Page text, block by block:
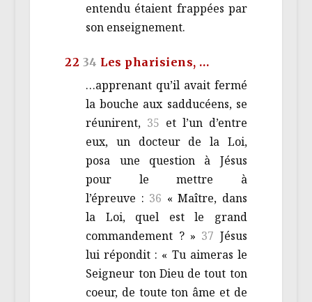
entendu étaient frappées par
son enseignement.
22 34 Les pharisiens, …
…apprenant qu’il avait fermé
la bouche aux sadducéens, se
réunirent, 35 et l’un d’entre
eux, un docteur de la Loi,
posa une question à Jésus
pour le mettre à
l’épreuve : 36 « Maître, dans
la Loi, quel est le grand
commandement ? » 37 Jésus
lui répondit : « Tu aimeras le
Seigneur ton Dieu de tout ton
coeur, de toute ton âme et de